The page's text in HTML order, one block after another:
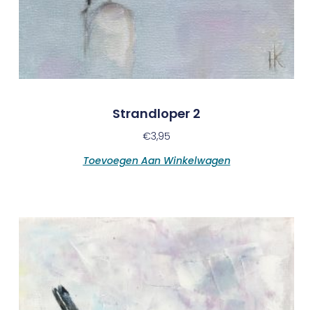
Strandloper 2
€3,95
Toevoegen Aan Winkelwagen